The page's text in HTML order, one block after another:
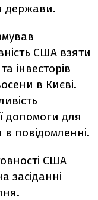
держави.
США взяти
інвесторів
в Києві.
допомоги для
повідомленні.
США
засіданні